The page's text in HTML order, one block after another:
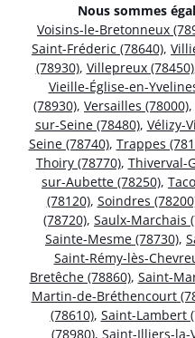
Nous sommes
Voisins-le-Bretonneux
Saint-Fréderic (78640),
(78930), Villepreux (78450)
Vieille-Église-en-
(78930), Versailles (78000),
sur-Seine (78480), Vélizy-
Seine (78740), Trappes
Thoiry (78770), Thiverval-
sur-Aubette (78250),
(78120), Soindres
(78720), Saulx-Marchais
Sainte-Mesme (78730),
Saint-Rémy-lès-
Bretêche (78860), Saint-
Martin-de-Bréthencourt
(78610), Saint-Lambert
(78980), Saint-Illiers-la-